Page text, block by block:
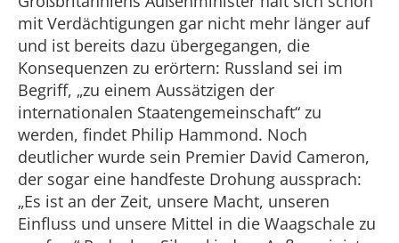
mit Verdächtigungen gar nicht mehr länger auf
und ist bereits dazu übergegangen, die
Konsequenzen zu erörtern: Russland sei im
Begriff, „zu einem Aussätzigen der
internationalen Staatengemeinschaft“ zu
werden, findet Philip Hammond. Noch
deutlicher wurde sein Premier David Cameron,
der sogar eine handfeste Drohung aussprach:
„Es ist an der Zeit, unsere Macht, unseren
Einfluss und unsere Mittel in die Waagschale zu